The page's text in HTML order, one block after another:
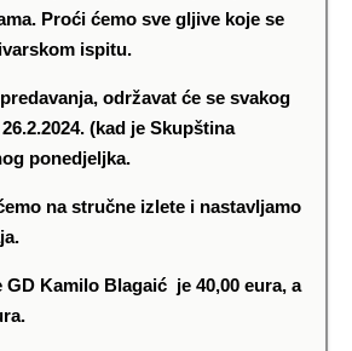
Proći ćemo sve gljive koje se
ispitu.
održavat će se svakog
(kad je Skupština
ponedjeljka.
na stručne izlete i nastavljamo
GD Kamilo Blagaić je 40,00 eura, a